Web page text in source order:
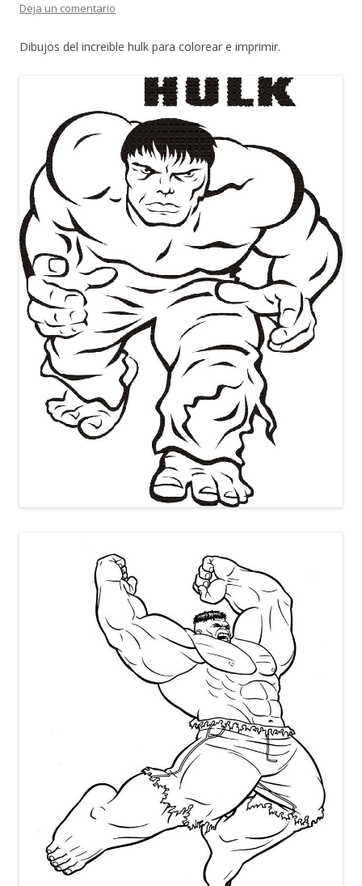
Deja un comentario
Dibujos del increible hulk para colorear e imprimir.